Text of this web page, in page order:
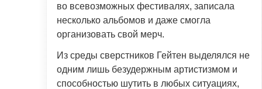
во всевозможных фестивалях, записала
несколько альбомов и даже смогла
организовать свой мерч.
Из среды сверстников Гейтен выделялся не
одним лишь безудержным артистизмом и
способностью шутить в любых ситуациях,